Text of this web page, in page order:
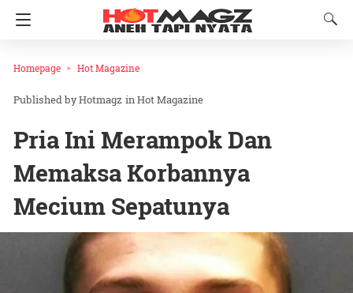
Homepage Hot Magazine
Hotmagz inHot Magazine
Pria Ini Merampok Dan
Memaksa Korbannya
Mecium Sepatunya